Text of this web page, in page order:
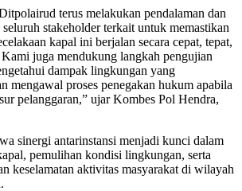
terus melakukan pendalaman dan
stakeholder terkait untuk memastikan
kapal ini berjalan secara cepat, tepat,
Kami juga mendukung langkah pengujian
dampak lingkungan yang
mengawal proses penegakan hukum apabila
pelanggaran,” ujar Kombes Pol Hendra,
sinergi antarinstansi menjadi kunci dalam
pemulihan kondisi lingkungan, serta
keselamatan aktivitas masyarakat di wilayah